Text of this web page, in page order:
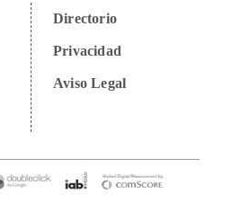
Directorio
Privacidad
Aviso Legal